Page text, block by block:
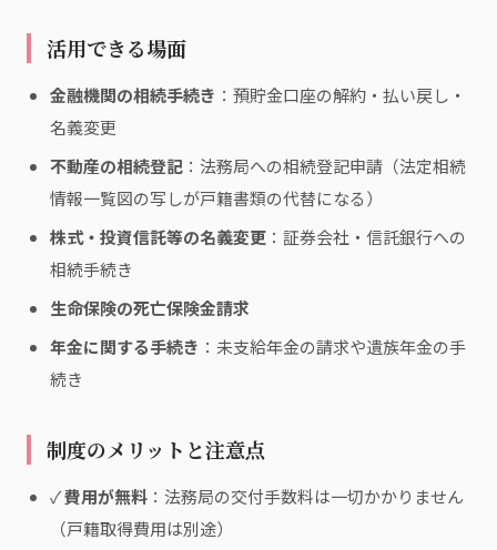
活用できる場面
金融機関の相続手続き ：預貯金口座の解約・払い戻し・
名義変更
不動産の相続登記 ：法務局への相続登記申請（法定相続
情報一覧図の写しが戸籍書類の代替になる）
株式・投資信託等の名義変更 ：証券会社・信託銀行への
相続手続き
生命保険の死亡保険金請求
年金に関する手続き ：未支給年金の請求や遺族年金の手
続き
制度のメリットと注意点
✓費用が無料 ：法務局の交付手数料は一切かかりません
（戸籍取得費用は別途）